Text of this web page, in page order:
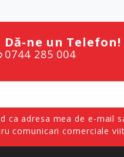
Dă-ne un Telefon!
0744 285 004
ca adresa mea de e-mail
comunicari comerciale